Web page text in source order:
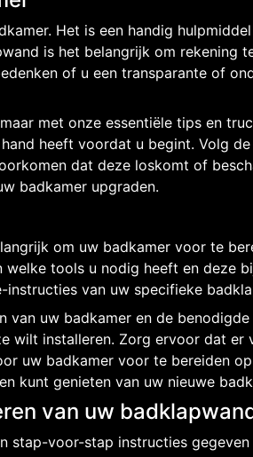
Het is een handig
is het belangrijk om rekening
of u een transparante of
met onze essentiële tips en
heeft voordat u begint. Volg
dat deze loskomt of
badkamer upgraden.
om uw badkamer voor te
tools u nodig heeft en deze
van uw specifieke
uw badkamer en de
wilt installeren. Zorg ervoor dat
uw badkamer voor te bereiden
kunt genieten van uw nieuwe
van uw
voor-stap instructies